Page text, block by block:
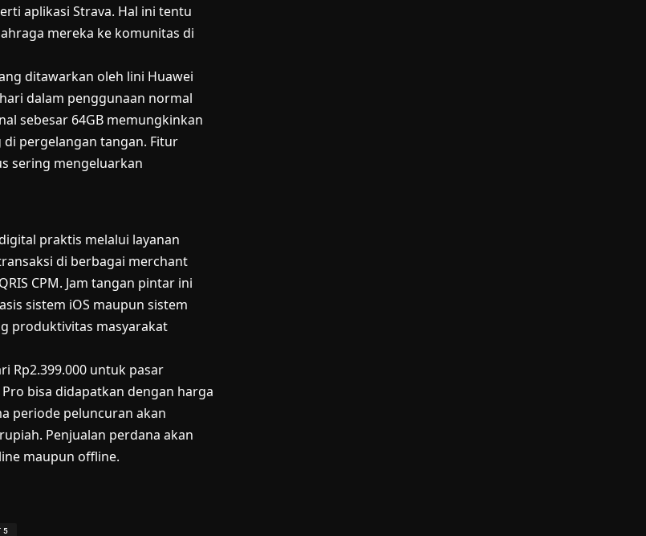
aplikasi Strava. Hal ini tentu
mereka ke komunitas di
ditawarkan oleh lini Huawei
dalam penggunaan normal
sebesar 64GB memungkinkan
pergelangan tangan. Fitur
sering mengeluarkan
praktis melalui layanan
di berbagai merchant
CPM. Jam tangan pintar ini
sistem iOS maupun sistem
produktivitas masyarakat
Rp2.399.000 untuk pasar
bisa didapatkan dengan harga
periode peluncuran akan
Penjualan perdana akan
maupun offline.
5